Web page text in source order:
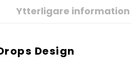
Ytterligare information
Design